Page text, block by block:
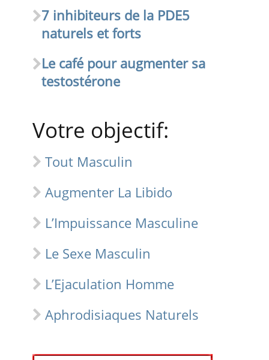
7 inhibiteurs de la PDE5
naturels et forts
Le café pour augmenter sa
testostérone
Votre objectif:
Tout Masculin
Augmenter La Libido
L’Impuissance Masculine
Le Sexe Masculin
L’Ejaculation Homme
Aphrodisiaques Naturels